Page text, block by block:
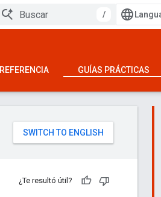
/
REFERENCIA GUÍAS PRÁCTICAS
¿Te resultó útil?